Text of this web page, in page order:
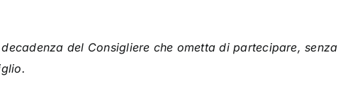
del Consigliere che ometta di partecipare, senza